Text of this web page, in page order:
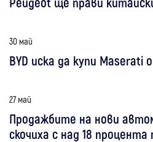
30 май
BYD иска да купи Maserati
27 май
Продажбите на нови
скочиха с над 18 процента